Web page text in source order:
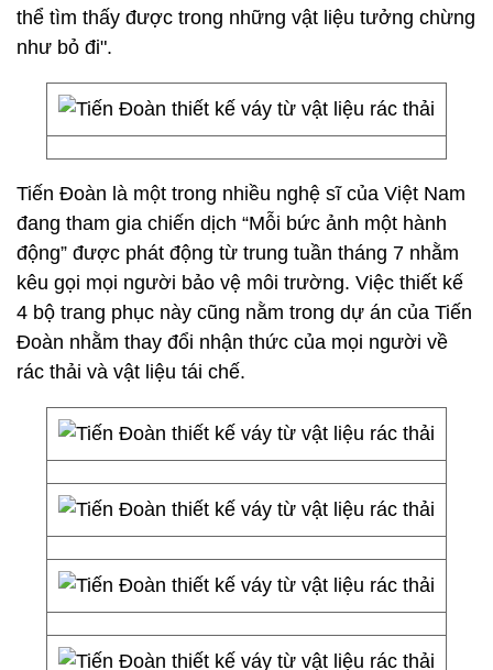
thể tìm thấy được trong những vật liệu tưởng chừng
như bỏ đi".
Tiến Đoàn là một trong nhiều nghệ sĩ của Việt Nam
đang tham gia chiến dịch “Mỗi bức ảnh một hành
động” được phát động từ trung tuần tháng 7 nhằm
kêu gọi mọi người bảo vệ môi trường. Việc thiết kế
4 bộ trang phục này cũng nằm trong dự án của Tiến
Đoàn nhằm thay đổi nhận thức của mọi người về
rác thải và vật liệu tái chế.